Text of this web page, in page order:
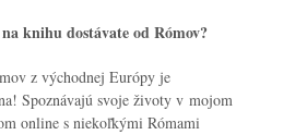
knihu dostávate od Rómov?
z východnej Európy je
Spoznávajú svoje životy v mojom
online s niekoľkými Rómami